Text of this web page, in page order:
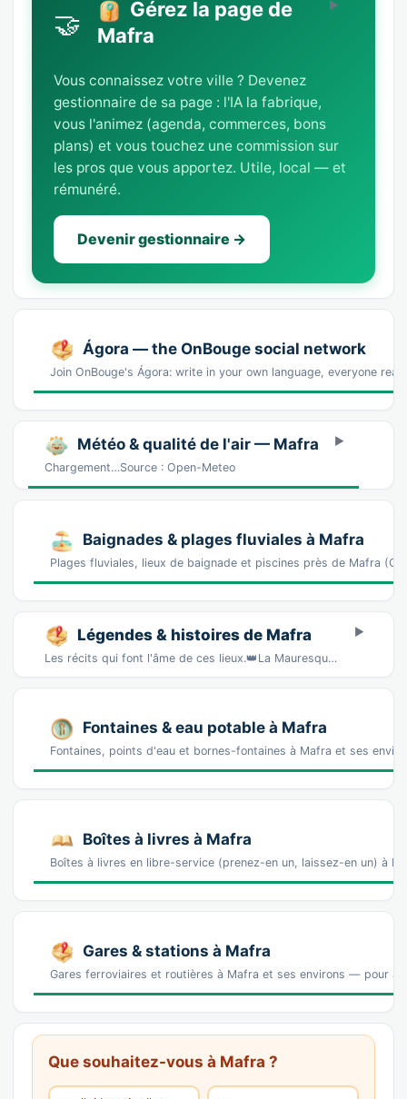
🤝
Gérez la page de
Mafra
Vous connaissez votre ville ? Devenez
gestionnaire de sa page : l'IA la fabrique,
vous l'animez (agenda, commerces, bons
plans) et vous touchez une commission sur
les pros que vous apportez. Utile, local — et
rémunéré.
Devenir gestionnaire →
Ágora — the OnBouge social network
Join OnBouge's Ágora: write in your own language, everyone
Météo & qualité de l'air — Mafra
Chargement…Source : Open-Meteo
Baignades & plages fluviales à Mafra
Plages fluviales, lieux de baignade et piscines près de Mafra
Légendes & histoires de Mafra
Les récits qui font l'âme de ces lieux.👑La Mauresque enchantée de SintraOn dit qu'une pri…
Fontaines & eau potable à Mafra
Fontaines, points d'eau et bornes-fontaines à Mafra et ses
Boîtes à livres à Mafra
Boîtes à livres en libre-service (prenez-en un, laissez-en un) à
Gares & stations à Mafra
Gares ferroviaires et routières à Mafra et ses environs — pour
Que souhaitez-vous à Mafra ?